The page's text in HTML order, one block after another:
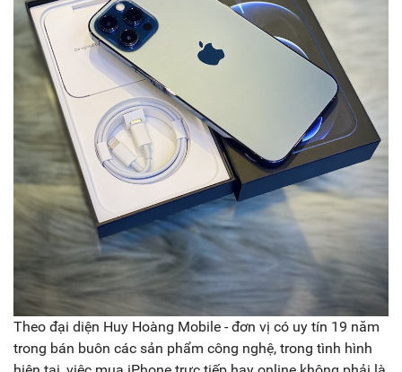
Theo đại diện Huy Hoàng Mobile - đơn vị có uy tín 19 năm
trong bán buôn các sản phẩm công nghệ, trong tình hình